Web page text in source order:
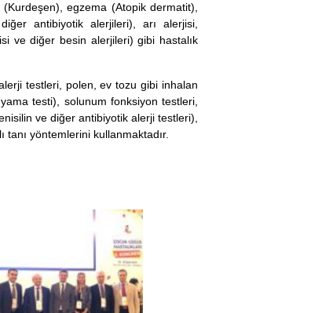
(Kurdeşen), egzema (Atopik dermatit),
antibiyotik alerjileri), arı alerjisi,
ve diğer besin alerjileri) gibi hastalık
testleri, polen, ev tozu gibi inhalan
testi), solunum fonksiyon testleri,
ve diğer antibiyotik alerji testleri),
tanı yöntemlerini kullanmaktadır.